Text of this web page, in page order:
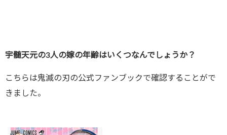
宇髄天元の3人の嫁の年齢はいくつなんでしょうか？
こちらは鬼滅の刃の公式ファンブックで確認することがで
きました。